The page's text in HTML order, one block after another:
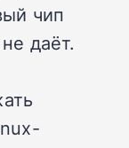
чип
даёт.